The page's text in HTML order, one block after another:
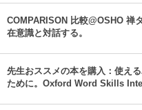
COMPARISON 比較@OSHO 禅
在意識と対話する。
先生おススメの本を購入：使え
ために。Oxford Word Skills